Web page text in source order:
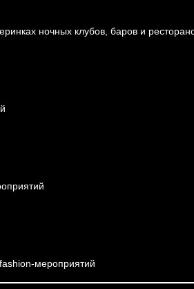
ночных клубов, баров и
мероприятий